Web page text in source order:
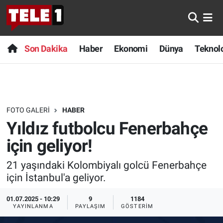
Son Dakika Haber Ekonomi Dünya
FOTO GALERI HABER
Yıldız futbolcu Fenerbahçe
için geliyor!
21 yaşındaki Kolombiyalı golcü Fenerbahçe
için İstanbul'a geliyor.
01.07.2025 - 10:29
YAYINLANMA
9
PAYLAŞIM
1184
GÖSTERIM
Anında Manşet
Başka Sohbetler
Bilim turu
Bilim ve Teknoloji Evreni
Doğa Konuşuyor
Ege Saati
Son Dakika
Haber
Dünya
Teknoloji
Sağlık
Yayın Akışı
Nöbetçi Eczaneler
Hava Durumu
Trafik Durumu
Süper Lig Puan Durumu ve Fikstür
Tüm Manşetler
Haber Arşivi